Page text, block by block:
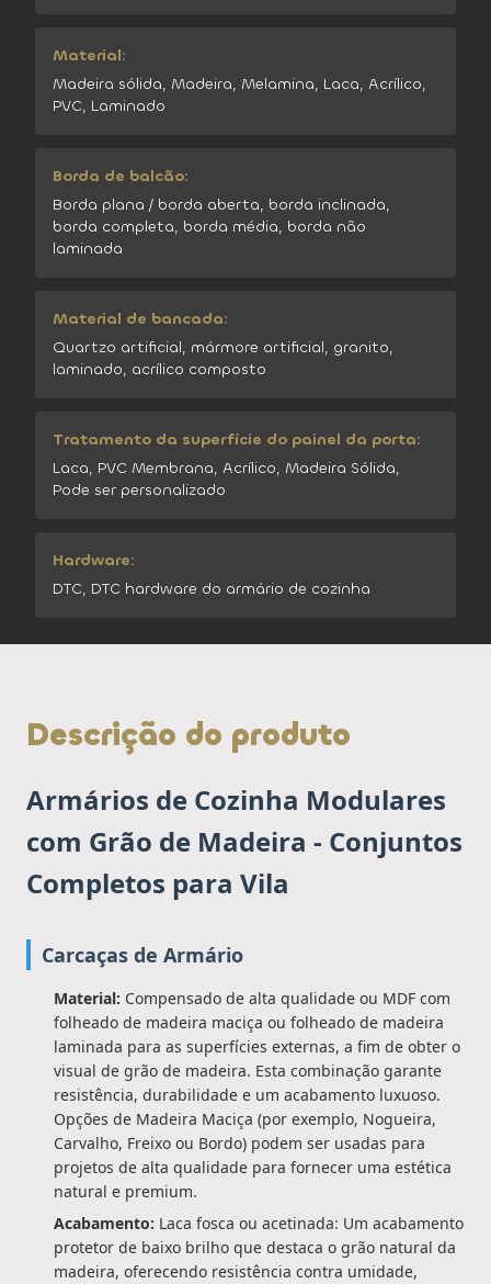
Material:
Madeira sólida, Madeira, Melamina, Laca, Acrílico,
PVC, Laminado
Borda de balcão:
Borda plana / borda aberta, borda inclinada,
borda completa, borda média, borda não
laminada
Material de bancada:
Quartzo artificial, mármore artificial, granito,
laminado, acrílico composto
Tratamento da superfície do painel da porta:
Laca, PVC Membrana, Acrílico, Madeira Sólida,
Pode ser personalizado
Hardware:
DTC, DTC hardware do armário de cozinha
Descrição do produto
Armários de Cozinha Modulares
com Grão de Madeira - Conjuntos
Completos para Vila
Carcaças de Armário
Material: Compensado de alta qualidade ou MDF com
folheado de madeira maciça ou folheado de madeira
laminada para as superfícies externas, a fim de obter o
visual de grão de madeira. Esta combinação garante
resistência, durabilidade e um acabamento luxuoso.
Opções de Madeira Maciça (por exemplo, Nogueira,
Carvalho, Freixo ou Bordo) podem ser usadas para
projetos de alta qualidade para fornecer uma estética
natural e premium.
Acabamento: Laca fosca ou acetinada: Um acabamento
protetor de baixo brilho que destaca o grão natural da
madeira, oferecendo resistência contra umidade,